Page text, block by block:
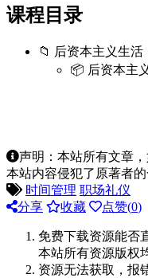
课程目录
📁 后资本主义生
📦 后资本主
声明：本站所有文章
本站内容侵犯了原著者
时间管理 职场礼仪
分享
收藏 点赞(0)
免费下载资源能否
本站所有资源版权
资源无法获取，报